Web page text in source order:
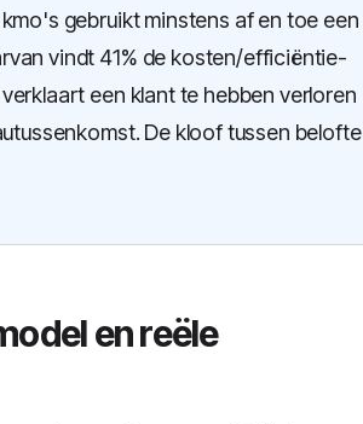
gebruikt minstens af en toe een
vindt 41% de kosten/efficiëntie-
een klant te hebben verloren
De kloof tussen belofte
en reële